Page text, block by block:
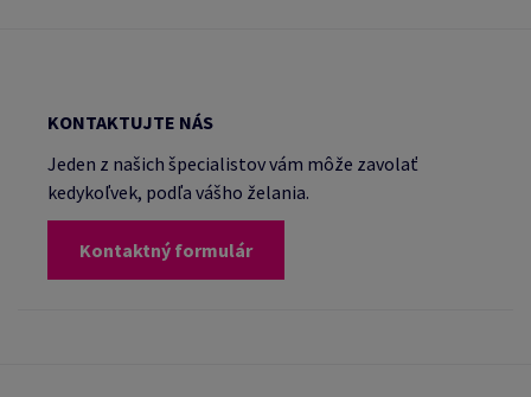
KONTAKTUJTE NÁS
Jeden z našich špecialistov vám môže zavolať
kedykoľvek, podľa vášho želania.
Kontaktný formulár